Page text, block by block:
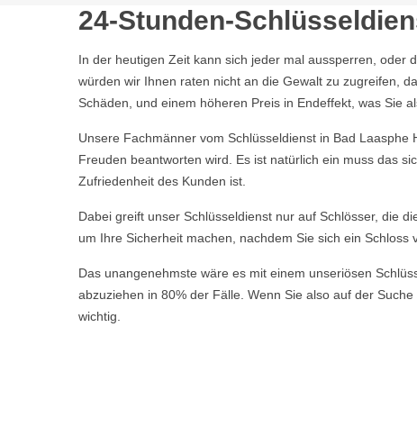
24-Stunden-
In der heutigen Zeit kann sich jeder mal aussperren, oder
würden wir Ihnen raten nicht an die Gewalt zu zugreifen,
Schäden, und einem höheren Preis in Endeffekt, was Sie
Unsere Fachmänner vom Schlüsseldienst in Bad
Freuden beantworten wird. Es ist natürlich ein muss das
Zufriedenheit des Kunden ist.
Dabei greift unser Schlüsseldienst nur auf Schlösser, die
um Ihre Sicherheit machen, nachdem Sie sich ein Schloss
Das unangenehmste wäre es mit einem unseriösen
abzuziehen in 80% der Fälle. Wenn Sie also auf der
wichtig.